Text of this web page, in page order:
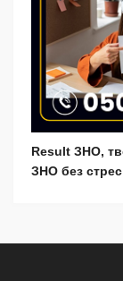
Result ЗНО,
ЗНО без